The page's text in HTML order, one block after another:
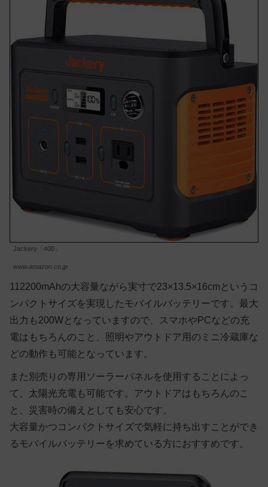
Jackery「400」
www.amazon.co.jp
112200mAhの大容量ながら実寸で23×13.5×16cmというコ
ンパクトサイズを実現したモバイルバッテリーです。最大
出力も200Wとなっていますので、スマホやPCなどの充
電はもちろんのこと、照明やアウトドア用のミニ冷蔵庫な
どの動作も可能となっています。
また別売りの専用ソーラーパネルを使用することによっ
て、太陽光充電も可能です。アウトドアはもちろんのこ
と、災害時の備えとしても安心です。
大容量かつコンパクトサイズで気軽に持ち出すことができ
るモバイルバッテリーを求めている方におすすめです。